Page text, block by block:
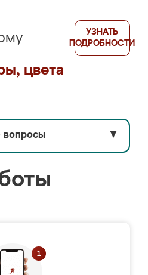
цвета
УЗНАТЬ
ПОДРОБНОСТИ
вопросы ▼